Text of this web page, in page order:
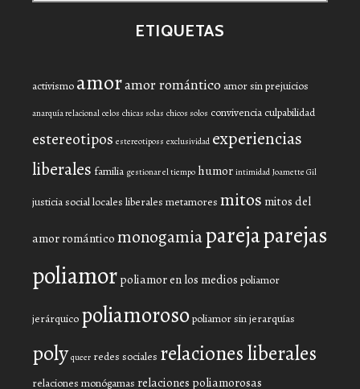
ETIQUETAS
activismo amoramor romántico amor sin prejuicios
anarquía relacional celos chicas solas chicos solos convivencia culpabilidad
estereotipos estereotiposs exclusividad experiencias
liberales familia gestionar el tiempo humor intimidad Joamette Gil
justicia sociallocales liberales metamores mitos mitos del
amor romántico monogamiaparejaparejas
poliamor poliamor en los medios poliamor
jerárquico poliamorosopoliamor sin jerarquías
poly queer redes sociales relaciones liberales
relaciones monógamas relaciones poliamorosas